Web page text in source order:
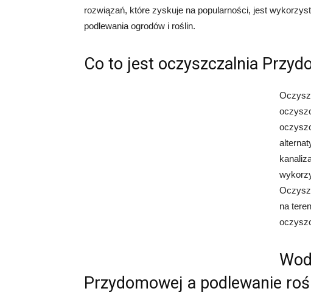
rozwiązań, które zyskuje na popularności, jest
podlewania ogrodów i roślin.
Co to jest oczyszczalnia
na
Przydomowej a podlewanie